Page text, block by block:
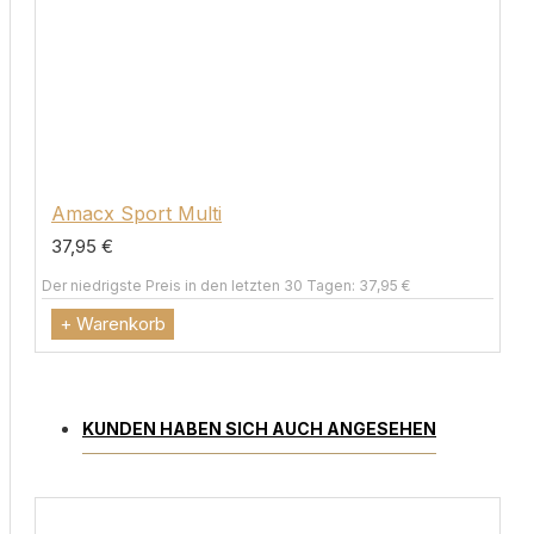
Amacx Sport Multi
37,95 €
Der niedrigste Preis in den letzten 30 Tagen: 37,95 €
+ Warenkorb
KUNDEN HABEN SICH AUCH ANGESEHEN